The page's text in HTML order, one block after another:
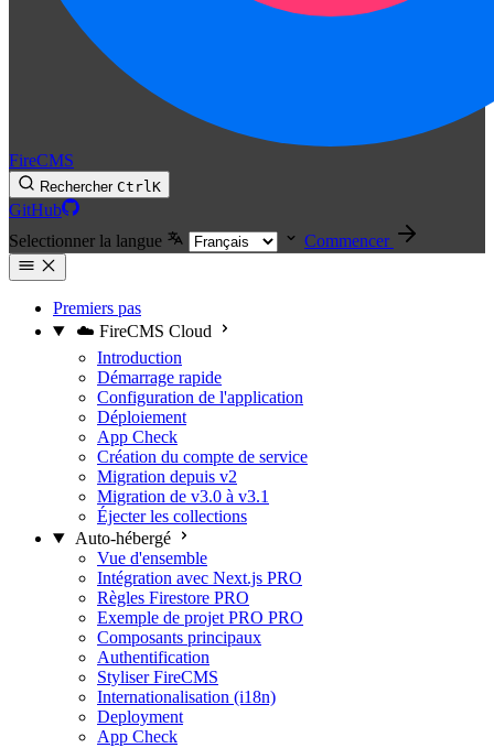
FireCMS
Rechercher CtrlK
GitHub
Selectionner la langue
Commencer
Premiers pas
☁️ FireCMS Cloud
Introduction
Démarrage rapide
Configuration de l'application
Déploiement
App Check
Création du compte de service
Migration depuis v2
Migration de v3.0 à v3.1
Éjecter les collections
Auto-hébergé
Vue d'ensemble
Intégration avec Next.js PRO
Règles Firestore PRO
Exemple de projet PRO PRO
Composants principaux
Authentification
Styliser FireCMS
Internationalisation (i18n)
Deployment
App Check